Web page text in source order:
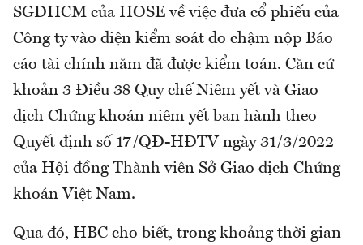
SGDHCM của HOSE về việc đưa cổ phiếu của
Công ty vào diện kiểm soát do chậm nộp Báo
cáo tài chính năm đã được kiểm toán. Căn cứ
khoản 3 Điều 38 Quy chế Niêm yết và Giao
dịch Chứng khoán niêm yết ban hành theo
Quyết định số 17/QĐ-HĐTV ngày 31/3/2022
của Hội đồng Thành viên Sở Giao dịch Chứng
khoán Việt Nam.
Qua đó, HBC cho biết, trong khoảng thời gian